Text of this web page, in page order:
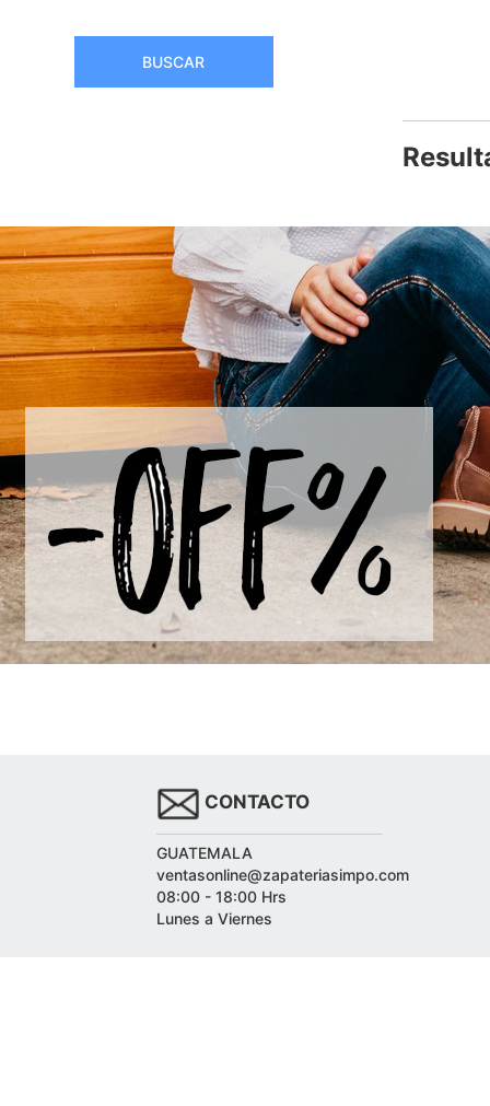
BUSCAR
CONTACTO
GUATEMALA
ventasonline@zapateriasimpo.com
08:00 - 18:00 Hrs
Lunes a Viernes